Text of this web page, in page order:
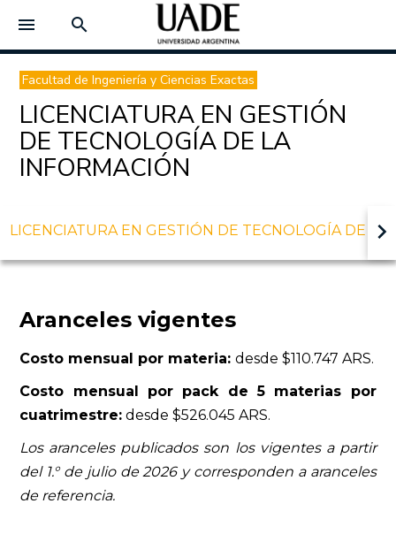
menu search
Facultad de Ingeniería y Ciencias Exactas
LICENCIATURA EN GESTIÓN
DE TECNOLOGÍA DE LA
INFORMACIÓN
LICENCIATURA EN GESTIÓN DE TECNOLOGÍA DE LA
keyboard_arrow_right
Aranceles vigentes
Costo mensual por materia:desde $110.747 ARS.
Costo mensual por pack de 5 materias por
cuatrimestre: desde $526.045 ARS.
Los aranceles publicados son los vigentes a partir
del 1.° de julio de 2026 y corresponden a aranceles
de referencia.